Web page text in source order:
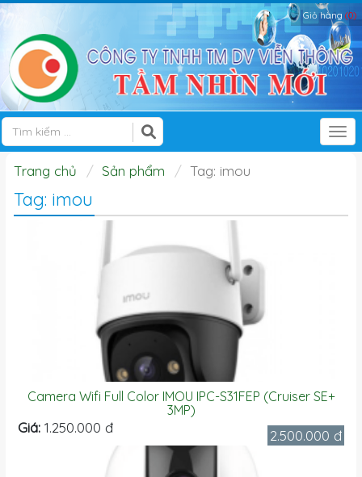
Giỏ hàng (0)
Trang chủ Sản phẩm Tag: imou
Tag: imou
Camera Wifi Full Color IMOU IPC-S31FEP (Cruiser SE+
3MP)
Giá: 1.250.000 đ 2.500.000 đ